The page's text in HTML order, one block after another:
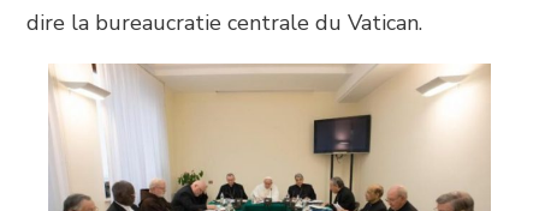
dire la bureaucratie centrale du Vatican.